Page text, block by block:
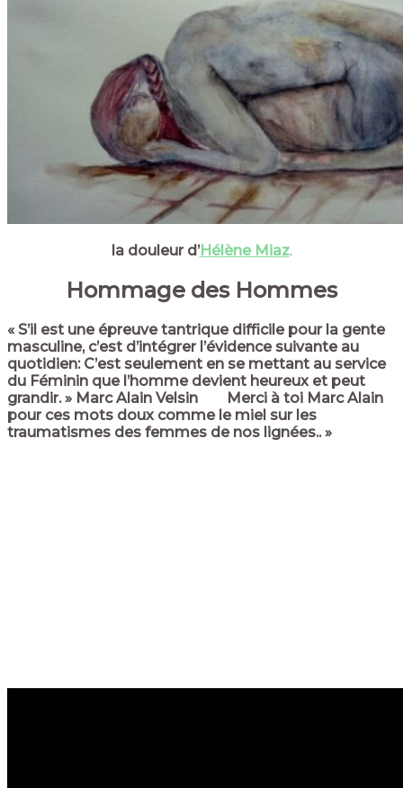
la douleur d’Hélène Miaz.
Hommage des Hommes
« S’il est une épreuve tantrique difficile pour la gente
masculine, c’est d’intégrer l’évidence suivante au
quotidien: C’est seulement en se mettant au service
du Féminin que l’homme devient heureux et peut
grandir. » Marc Alain Velsin
Merci à toi Marc Alain
pour ces mots doux comme le miel sur les
traumatismes des femmes de nos lignées.. »